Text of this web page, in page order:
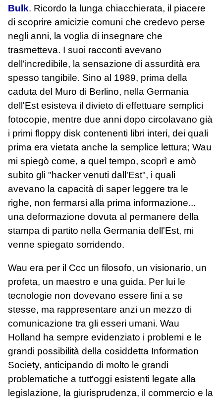
Bulk. Ricordo la lunga chiacchierata, il piacere
di scoprire amicizie comuni che credevo perse
negli anni, la voglia di insegnare che
trasmetteva. I suoi racconti avevano
dell'incredibile, la sensazione di assurdità era
spesso tangibile. Sino al 1989, prima della
caduta del Muro di Berlino, nella Germania
dell'Est esisteva il divieto di effettuare semplici
fotocopie, mentre due anni dopo circolavano già
i primi floppy disk contenenti libri interi, dei quali
prima era vietata anche la semplice lettura; Wau
mi spiegò come, a quel tempo, scoprì e amò
subito gli "hacker venuti dall'Est", i quali
avevano la capacità di saper leggere tra le
righe, non fermarsi alla prima informazione...
una deformazione dovuta al permanere della
stampa di partito nella Germania dell'Est, mi
venne spiegato sorridendo.
Wau era per il Ccc un filosofo, un visionario, un
profeta, un maestro e una guida. Per lui le
tecnologie non dovevano essere fini a se
stesse, ma rappresentare anzi un mezzo di
comunicazione tra gli esseri umani. Wau
Holland ha sempre evidenziato i problemi e le
grandi possibilità della cosiddetta Information
Society, anticipando di molto le grandi
problematiche a tutt'oggi esistenti legate alla
legislazione, la giurisprudenza, il commercio e la